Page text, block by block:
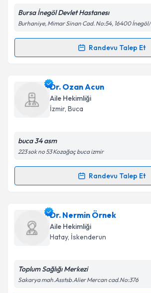
Kişisel verilerimin işlenmesine
Metni'ni okudum ve kişisel
kapsamda işlenmesini kabul
Bursa İnegöl Devlet Hastanesı
Burhaniye, Mimar Sinan Cad. No:54, 16400
Randevu Talep Et
Randevu Takvimi Talebi
Uzm. Dr. Hasan Orhan
oluşturun. Size bu uzmandan randevu
takvim hazırlandığında e-posta ile
Kişisel verilerimin işlenmesine
Metni'ni okudum ve kişisel
Takvim Talebini
Dr. Ozan Acun
Aile Hekimliği
İzmir, Buca
buca 34 asm
223 sok no 53 Kozağaç buca izmir
Randevu Talep Et
Randevu Takvimi Talebi
Dr. Ozan Acuniçin randevu takvimi
Size bu uzmandan randevu almanız
hazırlandığında e-posta ile
Dr. Nermin Örnek
Aile Hekimliği
Hatay, İskenderun
Toplum Sağlığı Merkezi
Sakarya mah.Asstsb.Alier Mercan cad.No:376